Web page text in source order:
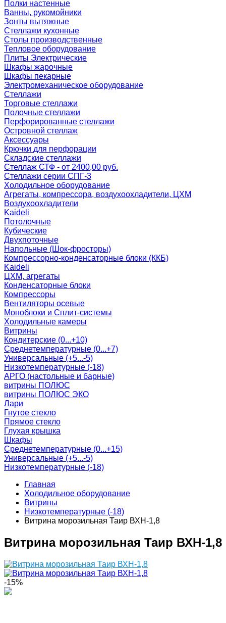
Полки настенные
Ванны, рукомойники
Зонты вытяжные
Стеллажи кухонные
Столы производственные
Тепловое оборудование
Плиты Электрические
Шкафы жарочные
Шкафы пекарные
Электромеханическое оборудование
Стеллажи
Торговые стеллажи
Полочные стеллажи
Перфорированные стеллажи
Островной стеллаж
Аксессуары
Крючки для перфорации
Складские стеллажи
Стеллаж СТФ - от 2400,00 руб.
Стеллажи серии СПГ-3
Холодильное оборудование
Агрегаты, компрессора, воздухоохладители, ЦХМ
Воздухоохладители
Kaideli
Потолочные
Кубические
Двухпоточные
Напольные (Шок-фросторы)
Компрессорно-конденсаторные блоки (ККБ)
Kaideli
ЦХМ, агрегаты
Конденсаторные блоки
Компрессоры
Вентиляторы осевые
Моноблоки и Сплит-системы
Холодильные камеры
Витрины
Кондитерские (0...+10)
Среднетемпературные (0...+7)
Универсальные (+5...-5)
Низкотемпературные (-18)
АРГО (настольные и барные)
витрины ПОЛЮС
витрины ПОЛЮС ЭКО
Лари
Гнутое стекло
Прямое стекло
Глухая крышка
Шкафы
Среднетемпературные (0...+15)
Универсальные (+5...-5)
Низкотемпературные (-18)
Главная
Холодильное оборудование
Витрины
Низкотемпературные (-18)
Витрина морозильная Таир ВХН-1,8
Витрина морозильная Таир ВХН-1,8
-15%